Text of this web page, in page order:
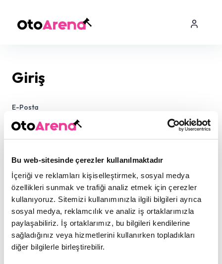
Bu web-sitesinde çerezler kullanılmaktadır
İçeriği ve reklamları kişiselleştirmek, sosyal medya
özellikleri sunmak ve trafiği analiz etmek için çerezler
kullanıyoruz. Sitemizi kullanımınızla ilgili bilgileri ayrıca
sosyal medya, reklamcılık ve analiz iş ortaklarımızla
paylaşabiliriz. İş ortaklarımız, bu bilgileri kendilerine
sağladığınız veya hizmetlerini kullanırken topladıkları
diğer bilgilerle birleştirebilir.
Giriş
E-Posta